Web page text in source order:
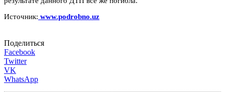
Источник: www.podrobno.uz
Поделиться
Facebook
Twitter
VK
WhatsApp